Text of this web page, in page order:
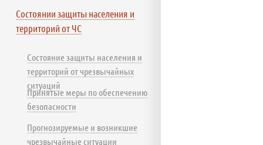
Состоянии защиты населения и
территорий от ЧС
Состояние защиты населения и
территорий от чрезвычайных
ситуаций
Принятые меры по обеспечению
безопасности
Прогнозируемые и возникшие
чрезвычайные ситуации